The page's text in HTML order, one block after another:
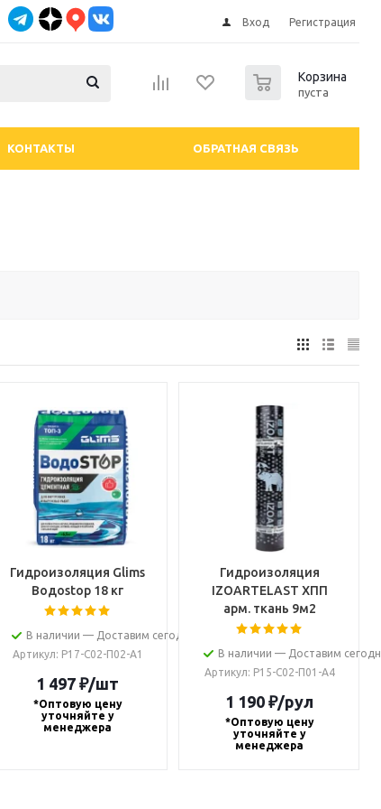
Вход Регистрация
Корзина
пуста
КОНТАКТЫ ОБРАТНАЯ СВЯЗЬ
Гидроизоляция Glims
Водоstop 18 кг
В наличии — Доставим сегодня
Артикул: Р17-С02-П02-А1
1 497 ₽/шт
*Оптовую цену
уточняйте у
менеджера
Гидроизоляция
IZOARTELAST ХПП
арм. ткань 9м2
В наличии — Доставим
Артикул: Р15-С02-П01-А4
1 190 ₽/рул
*Оптовую цену
уточняйте у
менеджера